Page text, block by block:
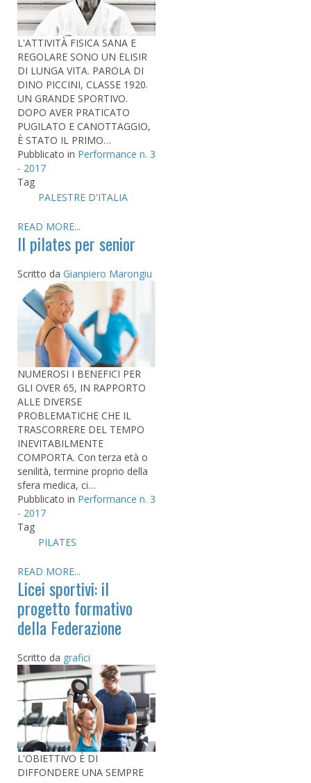
L'ATTIVITÀ FISICA SANA E
REGOLARE SONO UN ELISIR
DI LUNGA VITA. PAROLA DI
DINO PICCINI, CLASSE 1920.
UN GRANDE SPORTIVO.
DOPO AVER PRATICATO
PUGILATO E CANOTTAGGIO,
È STATO IL PRIMO…
Pubblicato in Performance n. 3
- 2017
Tag
PALESTRE D'ITALIA
READ MORE...
Il pilates per senior
Scritto da Gianpiero Marongiu
NUMEROSI I BENEFICI PER
GLI OVER 65, IN RAPPORTO
ALLE DIVERSE
PROBLEMATICHE CHE IL
TRASCORRERE DEL TEMPO
INEVITABILMENTE
COMPORTA. Con terza età o
senilità, termine proprio della
sfera medica, ci…
Pubblicato in Performance n. 3
- 2017
Tag
PILATES
READ MORE...
Licei sportivi: il
progetto formativo
della Federazione
Scritto da grafici
L'OBIETTIVO È DI
DIFFONDERE UNA SEMPRE